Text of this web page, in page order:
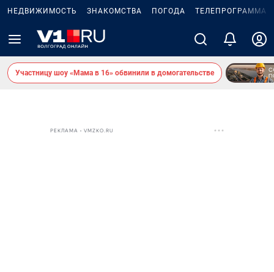
НЕДВИЖИМОСТЬ ЗНАКОМСТВА ПОГОДА ТЕЛЕПРОГРАММА
Участницу шоу «Мама в 16» обвинили в домогательстве
РЕКЛАМА • VMZKO.RU